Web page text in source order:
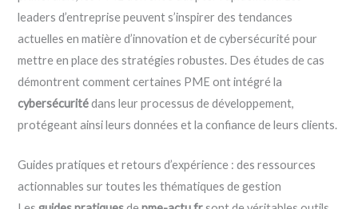
leaders d’entreprise peuvent s’inspirer des tendances
actuelles en matière d’innovation et de cybersécurité pour
mettre en place des stratégies robustes. Des études de cas
démontrent comment certaines PME ont intégré la
cybersécuritédans leur processus de développement,
protégeant ainsi leurs données et la confiance de leurs clients.
Guides pratiques et retours d’expérience : des ressources
actionnables sur toutes les thématiques de gestion